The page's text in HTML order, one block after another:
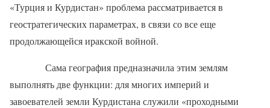
«Турция и Курдистан» проблема рассматривается в
геостратегических параметрах, в связи со все еще
продолжающейся иракской войной.
Сама география предназначила этим землям
выполнять две функции: для многих империй и
завоевателей земли Курдистана служили «проходными